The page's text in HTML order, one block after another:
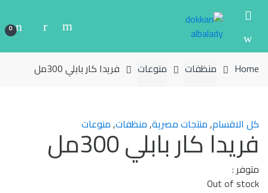
navigation
content
0
Home منظفات منوعات فريدا كار بابلي 300مل
كل الاقسام,منتجات مصرية,منظفات,منوعات فريدا كار بابلي 300مل
متوفر :
Out of stock